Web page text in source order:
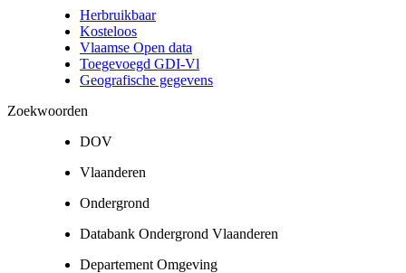
Herbruikbaar
Kosteloos
Vlaamse Open data
Toegevoegd GDI-Vl
Geografische gegevens
Zoekwoorden
DOV
Vlaanderen
Ondergrond
Databank Ondergrond Vlaanderen
Departement Omgeving